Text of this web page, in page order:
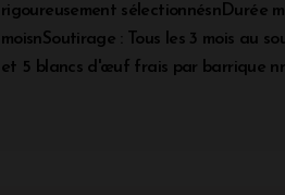
rigoureusement sélectionnésnDurée
moisnSoutirage : Tous les 3 mois au
et 5 blancs d'œuf frais par barrique